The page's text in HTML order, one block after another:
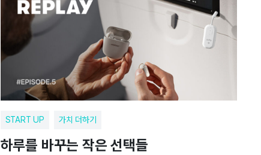
START UP 가치 더하기
하루를 바꾸는 작은 선택들